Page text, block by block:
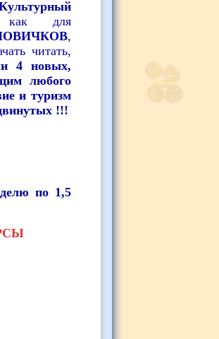
как для
,
читать,
4 новых,
любого
и туризм
!!!
по 1,5